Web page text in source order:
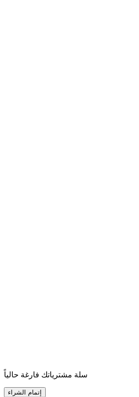
سلة مشترياتك فارغة حالياً
إتمام الشراء